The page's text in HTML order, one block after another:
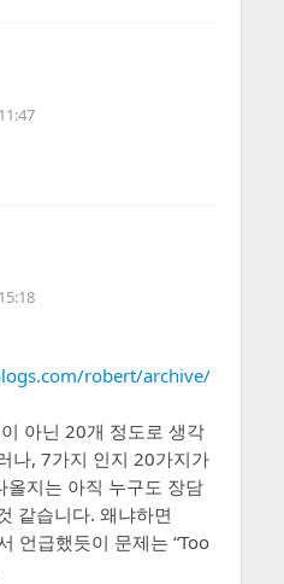
robert/archive/
아닌 20개 정도로 생각
나, 7가지 인지 20가지가
올지는 아직 누구도 장담
같습니다. 왜냐하면
언급했듯이 문제는 “Too